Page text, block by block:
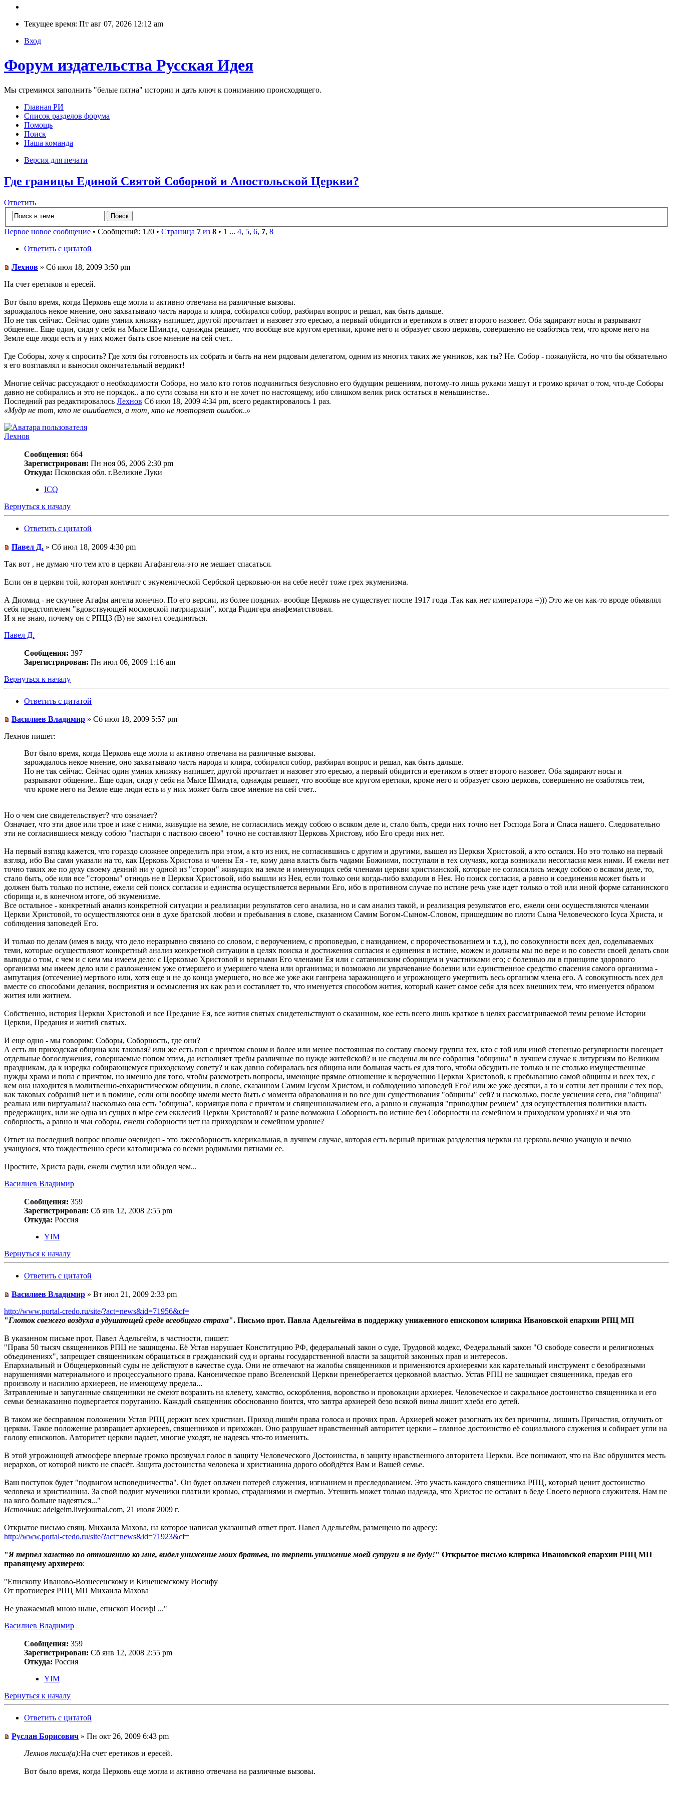
Текущее время: Пт авг 07, 2026 12:12 am
Вход
Форум издательства Русская Идея
Мы стремимся заполнить "белые пятна" истории и дать ключ к пониманию происходящего.
Главная РИ
Список разделов форума
Помощь
Поиск
Наша команда
Версия для печати
Где границы Единой Святой Соборной и Апостольской Церкви?
Ответить
Первое новое сообщение • Сообщений: 120 • Страница 7 из 8 • 1 ... 4, 5, 6, 7, 8
Ответить с цитатой
Лехнов » Сб июл 18, 2009 3:50 pm
На счет еретиков и ересей.
Вот было время, когда Церковь еще могла и активно отвечана на различные вызовы.
зарождалось некое мнение, оно захватывало часть народа и клира, собирался собор, разбирал вопрос и решал, как быть дальше.
Но не так сейчас. Сейчас один умник книжку напишет, другой прочитает и назовет это ересью, а первый обидится и еретиком в ответ второго назовет. Оба задирают носы и разрывают
общение.. Еще один, сидя у себя на Мысе Шмидта, однажды решает, что вообще все кругом еретики, кроме него и образует свою церковь, совершенно не озаботясь тем, что кроме него на
Земле еще люди есть и у них может быть свое мнение на сей счет..
Где Соборы, хочу я спросить? Где хотя бы готовность их собрать и быть на нем рядовым делегатом, одним из многих таких же умников, как ты? Не. Собор - пожалуйста, но что бы обязательно
я его возглавлял и выносил окончательный вердикт!
Многие сейчас рассуждают о необходимости Собора, но мало кто готов подчиниться безусловно его будущим решениям, потому-то лишь руками машут и громко кричат о том, что-де Соборы
давно не собирались и это не порядок.. а по сути созыва ни кто и не хочет по настоящему, ибо слишком велик риск остаться в меньшинстве..
Последний раз редактировалось Лехнов Сб июл 18, 2009 4:34 pm, всего редактировалось 1 раз.
«Мудр не тот, кто не ошибается, а тот, кто не повторяет ошибок..»
Лехнов
Сообщения: 664
Зарегистрирован: Пн ноя 06, 2006 2:30 pm
Откуда: Псковская обл. г.Великие Луки
ICQ
Вернуться к началу
Ответить с цитатой
Павел Д. » Сб июл 18, 2009 4:30 pm
Так вот , не думаю что тем кто в церкви Агафангела-это не мешает спасаться.
Если он в церкви той, которая контачит с экуменической Сербской церковью-он на себе несёт тоже грех экуменизма.
А Диомид - не скучнее Агафы ангела конечно. По его версии, из более поздних- вообще Церковь не существует после 1917 года .Так как нет императора =))) Это же он как-то вроде обьявлял
себя предстоятелем "вдовствующей московской патриархии", когда Ридигера анафематствовал.
И я не знаю, почему он с РПЦЗ (В) не захотел соединяться.
Павел Д.
Сообщения: 397
Зарегистрирован: Пн июл 06, 2009 1:16 am
Вернуться к началу
Ответить с цитатой
Василиев Владимир » Сб июл 18, 2009 5:57 pm
Лехнов пишет:
Вот было время, когда Церковь еще могла и активно отвечана на различные вызовы.
зарождалось некое мнение, оно захватывало часть народа и клира, собирался собор, разбирал вопрос и решал, как быть дальше.
Но не так сейчас. Сейчас один умник книжку напишет, другой прочитает и назовет это ересью, а первый обидится и еретиком в ответ второго назовет. Оба задирают носы и
разрывают общение.. Еще один, сидя у себя на Мысе Шмидта, однажды решает, что вообще все кругом еретики, кроме него и образует свою церковь, совершенно не озаботясь тем,
что кроме него на Земле еще люди есть и у них может быть свое мнение на сей счет..
Но о чем сие свидетельствует? что означает?
Означает, что эти двое или трое и иже с ними, живущие на земле, не согласились между собою о всяком деле и, стало быть, среди них точно нет Господа Бога и Спаса нашего. Следовательно
эти не согласившиеся между собою "пастыри с паствою своею" точно не составляют Церковь Христову, ибо Его среди них нет.
На первый взгляд кажется, что гораздо сложнее определить при этом, а кто из них, не согласившись с другим и другими, вышел из Церкви Христовой, а кто остался. Но это только на первый
взгляд, ибо Вы сами указали на то, как Церковь Христова и члены Ея - те, кому дана власть быть чадами Божиими, поступали в тех случаях, когда возникали несогласия меж ними. И ежели нет
точно таких же по духу своему деяний ни у одной из "сторон" живущих на земле и именующих себя членами церкви христианской, которые не согласились между собою о всяком деле, то,
стало быть, обе или все "стороны" отнюдь не в Церкви Христовой, ибо вышли из Нея, если только они когда-либо входили в Нея. Но поиск согласия, а равно и соединения может быть и
должен быть только по истине, ежели сей поиск согласия и единства осуществляется верными Его, ибо в противном случае по истине речь уже идет только о той или иной форме сатанинского
сборища и, в конечном итоге, об экуменизме.
Все остальное - конкретный анализ конкретной ситуации и реализации результатов сего анализа, но и сам анализ такой, и реализация результатов его, ежели они осуществляются членами
Церкви Христовой, то осуществляются они в духе братской любви и пребывания в слове, сказанном Самим Богом-Сыном-Словом, пришедшим во плоти Сына Человеческого Iсуса Христа, и
соблюдения заповедей Его.
И только по делам (имея в виду, что дело неразрывно связано со словом, с вероучением, с проповедью, с назиданием, с пророчествованием и т.д.), по совокупности всех дел, соделываемых
теми, которые осуществляют конкретный анализ конкретной ситуации в целях поиска и достижения согласия и единения в истине, можем и должны мы по вере и по совести своей делать свои
выводы о том, с чем и с кем мы имеем дело: с Церковью Христовой и верными Его членами Ея или с сатанинским сборищем и участниками его; с болезнью ли в принципе здорового
организма мы имеем дело или с разложением уже отмершего и умершего члена или организма; и возможно ли уврачевание болезни или единственное средство спасения самого организма -
ампутация (отсечение) мертвого или, хотя еще и не до конца умершего, но все же уже аки гангрена заражающего и угрожающего умертвить весь организм члена его. А совокупность всех дел
вместе со способами делания, восприятия и осмысления их как раз и составляет то, что именуется способом жития, который кажет самое себя для всех внешних тем, что именуется образом
жития или житием.
Собственно, история Церкви Христовой и все Предание Ея, все жития святых свидетельствуют о сказанном, кое есть всего лишь краткое в целях рассматриваемой темы резюме Истории
Церкви, Предания и житий святых.
И еще одно - мы говорим: Соборы, Соборность, где они?
А есть ли приходская община как таковая? или же есть поп с причтом своим и более или менее постоянная по составу своему группа тех, кто с той или иной степенью регулярности посещает
отдельные богослужения, совершаемые попом этим, да исполняет требы различные по нужде житейской? и не сведены ли все собрания "общины" в лучшем случае к литургиям по Великим
праздникам, да к изредка собирающемуся приходскому совету? и как давно собиралась вся община или большая часть ея для того, чтобы обсудить не только и не столько имущественные
нужды храма и попа с причтом, но именно для того, чтобы разсмотреть вопросы, имеющие прямое отношение к вероучению Церкви Христовой, к пребыванию самой общины и всех тех, с
кем она находится в молитвенно-евхаристическом общении, в слове, сказанном Самим Iсусом Христом, и соблюдению заповедей Его? или же уже десятки, а то и сотни лет прошли с тех пор,
как таковых собраний нет и в помине, если они вообще имели место быть с момента образования и во все дни существования "общины" сей? и насколько, после уяснения сего, сия "община"
реальна или виртуальна? насколько она есть "община", кормящая попа с причтом и священноначалием его, а равно и служащая "приводним ремнем" для осуществления политики власть
предержащих, или же одна из сущих в мiре сем екклесий Церкви Христовой? и разве возможна Соборность по истине без Соборности на семейном и приходском уровнях? и чья это
соборность, а равно и чьи соборы, ежели соборности нет на приходском и семейном уровне?
Ответ на последний вопрос вполне очевиден - это лжесоборность клерикальная, в лучшем случае, которая есть верный признак разделения церкви на церковь вечно учащую и вечно
учащуюся, что тождественно ереси католицизма со всеми родимыми пятнами ее.
Простите, Христа ради, ежели смутил или обидел чем...
Василиев Владимир
Сообщения: 359
Зарегистрирован: Сб янв 12, 2008 2:55 pm
Откуда: Россия
YIM
Вернуться к началу
Ответить с цитатой
Василиев Владимир » Вт июл 21, 2009 2:33 pm
http://www.portal-credo.ru/site/?act=news&id=71956&cf=
"Глоток свежего воздуха в удушающей среде всеобщего страха". Письмо прот. Павла Адельгейма в поддержку униженного епископом клирика Ивановской епархии РПЦ МП
В указанном письме прот. Павел Адельгейм, в частности, пишет:
"Права 50 тысяч священников РПЦ не защищены. Её Устав нарушает Конституцию РФ, федеральный закон о суде, Трудовой кодекс, Федеральный закон "О свободе совести и религиозных
объединениях", запрещает священникам обращаться в гражданский суд и органы государственной власти за защитой законных прав и интересов.
Епархиальный и Общецерковный суды не действуют в качестве суда. Они не отвечают на жалобы священников и применяются архиереями как карательный инструмент с безобразными
нарушениями материального и процессуального права. Каноническое право Вселенской Церкви пренебрегается церковной властью. Устав РПЦ не защищает священника, предав его
произволу и насилию архиереев, не имеющему предела...
Затравленные и запуганные священники не смеют возразить на клевету, хамство, оскорбления, воровство и провокации архиерея. Человеческое и сакральное достоинство священника и его
семьи безнаказанно подвергается поруганию. Каждый священник обоснованно боится, что завтра архиерей безо всякой вины лишит хлеба его детей.
В таком же бесправном положении Устав РПЦ держит всех христиан. Приход лишён права голоса и прочих прав. Архиерей может разогнать их без причины, лишить Причастия, отлучить от
церкви. Такое положение развращает архиереев, священников и прихожан. Оно разрушает нравственный авторитет церкви – главное достоинство её социального служения и собирает угли на
голову епископов. Авторитет церкви падает, многие уходят, не надеясь что-то изменить.
В этой угрожающей атмосфере впервые громко прозвучал голос в защиту Человеческого Достоинства, в защиту нравственного авторитета Церкви. Все понимают, что на Вас обрушится месть
иерархов, от которой никто не спасёт. Защита достоинства человека и христианина дорого обойдётся Вам и Вашей семье.
Ваш поступок будет "подвигом исповедничества". Он будет оплачен потерей служения, изгнанием и преследованием. Это участь каждого священника РПЦ, который ценит достоинство
человека и христианина. За свой подвиг мученики платили кровью, страданиями и смертью. Утешить может только надежда, что Христос не оставит в беде Своего верного служителя. Нам не
на кого больше надеяться..."
Источник: adelgeim.livejournal.com, 21 июля 2009 г.
Открытое письмо свящ. Михаила Махова, на которое написал указанный ответ прот. Павел Адельгейм, размещено по адресу:
http://www.portal-credo.ru/site/?act=news&id=71923&cf=
"Я терпел хамство по отношению ко мне, видел унижение моих братьев, но терпеть унижение моей супруги я не буду!" Открытое письмо клирика Ивановской епархии РПЦ МП
правящему архиерею:
"Епископу Иваново-Вознесенскому и Кинешемскому Иосифу
От протоиерея РПЦ МП Михаила Махова
Не уважаемый мною ныне, епископ Иосиф! ..."
Василиев Владимир
Сообщения: 359
Зарегистрирован: Сб янв 12, 2008 2:55 pm
Откуда: Россия
YIM
Вернуться к началу
Ответить с цитатой
Руслан Борисович » Пн окт 26, 2009 6:43 pm
Лехнов писал(а):На счет еретиков и ересей.
Вот было время, когда Церковь еще могла и активно отвечана на различные вызовы.